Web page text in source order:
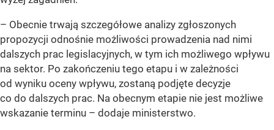
– Obecnie trwają szczegółowe analizy zgłoszonych
propozycji odnośnie możliwości prowadzenia nad nimi
dalszych prac legislacyjnych, w tym ich możliwego wpływu
na sektor. Po zakończeniu tego etapu i w zależności
od wyniku oceny wpływu, zostaną podjęte decyzje
co do dalszych prac. Na obecnym etapie nie jest możliwe
wskazanie terminu – dodaje ministerstwo.